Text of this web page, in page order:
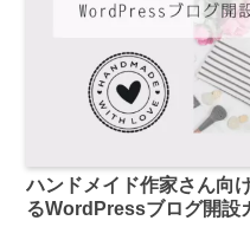
ハンドメイド作家さん向
るWordPressブログ開設